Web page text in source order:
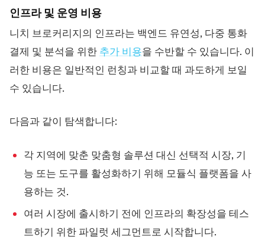
인프라 및 운영 비용
니치 브로커리지의 인프라는 백엔드 유연성, 다중 통화
결제 및 분석을 위한 추가 비용을 수반할 수 있습니다. 이
러한 비용은 일반적인 런칭과 비교할 때 과도하게 보일
수 있습니다.
다음과 같이 탐색합니다:
각 지역에 맞춘 맞춤형 솔루션 대신 선택적 시장, 기
능 또는 도구를 활성화하기 위해 모듈식 플랫폼을 사
용하는 것.
여러 시장에 출시하기 전에 인프라의 확장성을 테스
트하기 위한 파일럿 세그먼트로 시작합니다.